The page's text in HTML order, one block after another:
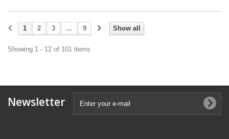
Show all
1 2 3 ... 9
Showing 1 - 12 of 101 items
Newsletter